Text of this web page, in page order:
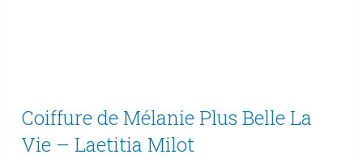
Coiffure de Mélanie Plus Belle La
Vie – Laetitia Milot